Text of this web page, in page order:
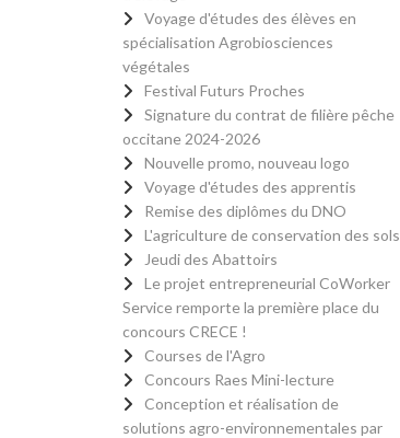
Voyage d'études des élèves en
spécialisation Agrobiosciences
végétales
Festival Futurs Proches
Signature du contrat de filière pêche
occitane 2024-2026
Nouvelle promo, nouveau logo
Voyage d'études des apprentis
Remise des diplômes du DNO
L'agriculture de conservation des sols
Jeudi des Abattoirs
Le projet entrepreneurial CoWorker
Service remporte la première place du
concours CRECE !
Courses de l'Agro
Concours Raes Mini-lecture
Conception et réalisation de
solutions agro-environnementales par